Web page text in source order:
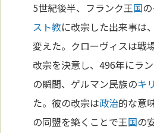
5世紀後半、フランク王国
スト教に改宗した出来事は、
変えた。クローヴィスは戦
改宗を決意し、496年にラ
の瞬間、ゲルマン民族のキ
た。彼の改宗は政治的な意
の同盟を築くことで王国の